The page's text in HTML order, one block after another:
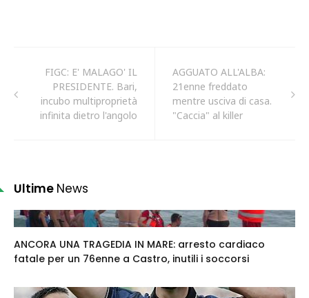
FIGC: E' MALAGO' IL
PRESIDENTE. Bari,
incubo multiproprietà
infinita dietro l'angolo
AGGUATO ALL'ALBA:
21enne freddato
mentre usciva di casa.
"Caccia" al killer
Ultime News
ANCORA UNA TRAGEDIA IN MARE: arresto cardiaco
fatale per un 76enne a Castro, inutili i soccorsi